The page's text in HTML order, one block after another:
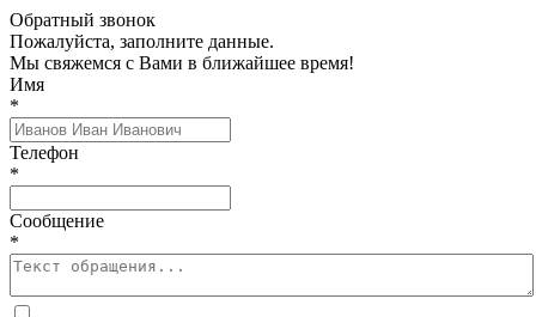
Обратный звонок
Пожалуйста, заполните данные.
Мы свяжемся с Вами в ближайшее время!
Имя
*
Телефон
*
Сообщение
*